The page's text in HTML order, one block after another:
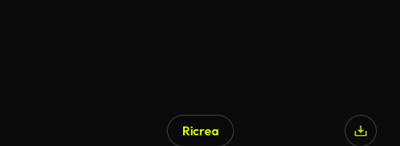
Ricrea